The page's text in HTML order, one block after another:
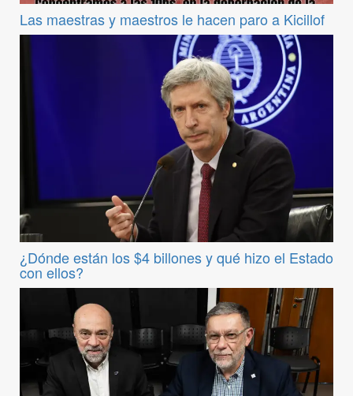
Las maestras y maestros le hacen paro a Kicillof
¿Dónde están los $4 billones y qué hizo el Estado
con ellos?